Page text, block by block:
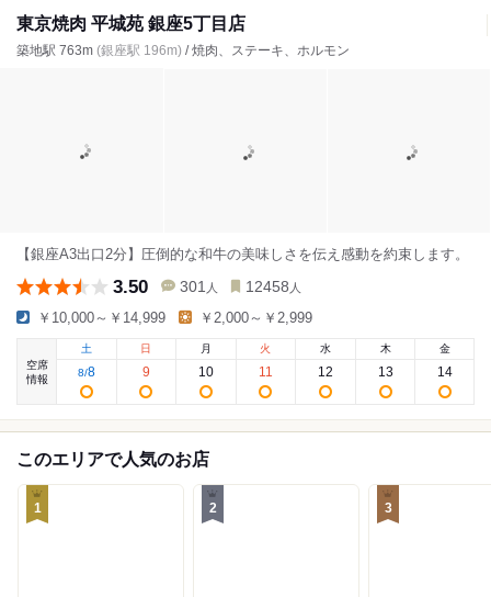
東京焼肉 平城苑 銀座5丁目店
築地駅 763m (銀座駅 196m) / 焼肉、ステーキ、ホルモン
【銀座A3出口2分】圧倒的な和牛の美味しさを伝え感動を約束します。
3.50 301 人 12458 人
￥10,000～￥14,999 ￥2,000～￥2,999
空席
情報
土
8/8
日
9
月
10
火
11
水
12
木
13
金
14
このエリアで人気のお店
1 2 3